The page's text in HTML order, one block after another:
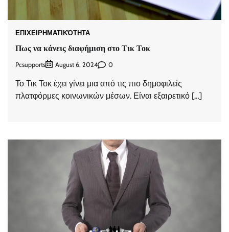
ΕΠΙΧΕΙΡΗΜΑΤΙΚΌΤΗΤΑ
Πως να κάνεις διαφήμιση στο Τικ Τοκ
Pcsupports August 6, 2024 0
Το Τικ Τοκ έχει γίνει μια από τις πιο δημοφιλείς
πλατφόρμες κοινωνικών μέσων. Είναι εξαιρετικό […]